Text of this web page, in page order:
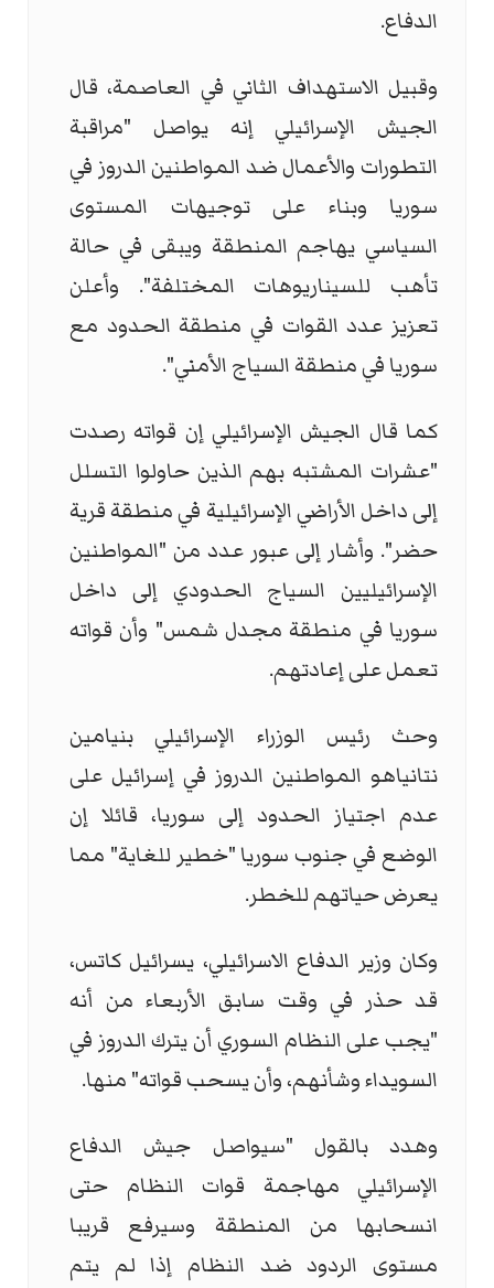
الدفاع.
وقبيل الاستهداف الثاني في العاصمة، قال
الجيش الإسرائيلي إنه يواصل "مراقبة
التطورات والأعمال ضد المواطنين الدروز في
سوريا وبناء على توجيهات المستوى
السياسي يهاجم المنطقة ويبقى في حالة
تأهب للسيناريوهات المختلفة". وأعلن
تعزيز عدد القوات في منطقة الحدود مع
سوريا في منطقة السياج الأمني".
كما قال الجيش الإسرائيلي إن قواته رصدت
"عشرات المشتبه بهم الذين حاولوا التسلل
إلى داخل الأراضي الإسرائيلية في منطقة قرية
حضر". وأشار إلى عبور عدد من "المواطنين
الإسرائيليين السياج الحدودي إلى داخل
سوريا في منطقة مجدل شمس" وأن قواته
تعمل على إعادتهم.
وحث رئيس الوزراء الإسرائيلي بنيامين
نتانياهو المواطنين الدروز في إسرائيل على
عدم اجتياز الحدود إلى سوريا، قائلا إن
الوضع في جنوب سوريا "خطير للغاية" مما
يعرض حياتهم للخطر.
وكان وزير الدفاع الاسرائيلي، يسرائيل كاتس،
قد حذر في وقت سابق الأربعاء من أنه
"يجب على النظام السوري أن يترك الدروز في
السويداء وشأنهم، وأن يسحب قواته" منها.
وهدد بالقول "سيواصل جيش الدفاع
الإسرائيلي مهاجمة قوات النظام حتى
انسحابها من المنطقة وسيرفع قريبا
مستوى الردود ضد النظام إذا لم يتم